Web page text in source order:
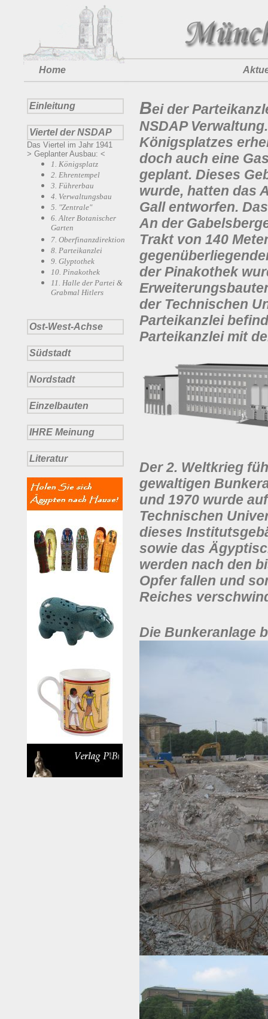
Home
Einleitung
Viertel der NSDAP
Das Viertel im Jahr 1941
> Geplanter Ausbau: <
1. Königsplatz
2. Ehrentempel
3. Führerbau
4. Verwaltungsbau
5. "Zentrale"
6. Alter Botanischer
Garten
7. Oberfinanzdirektion
8. Parteikanzlei
9. Glyptothek
10. Pinakothek
11. Halle der Partei &
Grabmal Hitlers
Ost-West-Achse
Südstadt
Nordstadt
Einzelbauten
IHRE Meinung
Literatur
Bei der
NSDAP
Königsplatzes
doch auch eine
geplant. Dieses
wurde, hatten das
Gall entworfen.
An der
Trakt von 140
der Pinakothek
der Technischen
Parteikanzlei
Parteikanzlei mit
Der 2. Weltkrieg
gewaltigen
und 1970 wurde
Technischen
dieses
sowie das
werden nach den
Opfer fallen und
Reiches
Die Bunkeranlage